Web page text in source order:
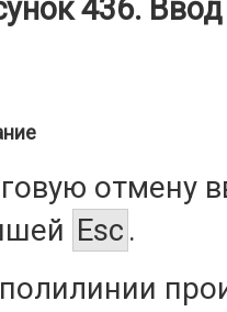
436.
отмену
Esc .